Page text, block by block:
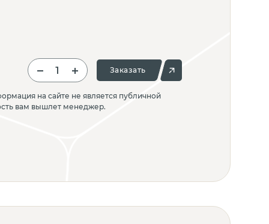
Заказать
на сайте не является публичной
вам вышлет менеджер.